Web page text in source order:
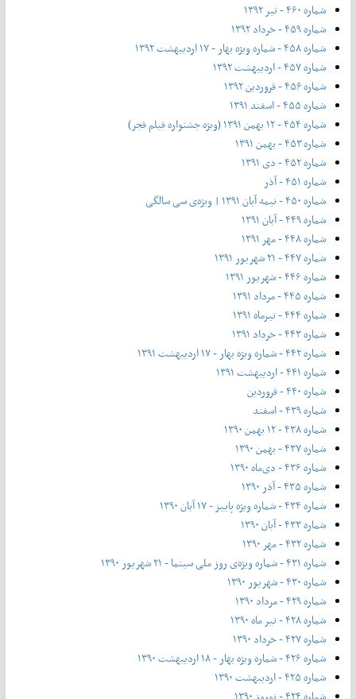
شماره ۴۶۰ - تیر ۱۳۹۲
شماره ۴۵۹ - خرداد ۱۳۹۲
شماره ۴۵۸ - شماره ویژه بهار - ۱۷ اردیبهشت ۱۳۹۲
شماره ۴۵۷ - اردیبهشت ۱۳۹۲
شماره ۴۵۶ - فروردین ۱۳۹۲
شماره ۴۵۵ - اسفند ۱۳۹۱
شماره ۴۵۴ - ۱۲ بهمن ۱۳۹۱ (ویژه جشنواره فیلم فجر)
شماره ۴۵۳ - بهمن ۱۳۹۱
شماره ۴۵۲ - دی ۱۳۹۱
شماره ۴۵۱ - آذر
شماره ۴۵۰ - نیمه آبان ۱۳۹۱ | ویژه‌ی سی سالگی
شماره ۴۴۹ - آبان ۱۳۹۱
شماره ۴۴۸ - مهر ۱۳۹۱
شماره ۴۴۷ - ۲۱ شهریور ۱۳۹۱
شماره ۴۴۶ - شهریور ۱۳۹۱
شماره ۴۴۵ - مرداد ۱۳۹۱
شماره ۴۴۴ - تیر‌ماه ۱۳۹۱
شماره ۴۴۳ - خرداد ۱۳۹۱
شماره ۴۴۲ - شماره ویژه بهار - ۱۷ اردیبهشت ۱۳۹۱
شماره ۴۴۱ - اردیبهشت ۱۳۹۱
شماره ۴۴۰ - فروردین
شماره ۴۳۹ - اسفند
شماره ۴۳۸ - ۱۲ بهمن ۱۳۹۰
شماره ۴۳۷ - بهمن ۱۳۹۰
شماره ۴۳۶ - دی‌ماه ۱۳۹۰
شماره ۴۳۵ - آذر ۱۳۹۰
شماره ۴۳۴ - شماره ویژه پاییز - ۱۷ آبان ۱۳۹۰
شماره ۴۳۳ - آبان ۱۳۹۰
شماره ۴۳۲ - مهر ۱۳۹۰
شماره ۴۳۱ - شماره ویژه‌ی روز ملی سینما - ۲۱ شهریور ۱۳۹۰
شماره ۴۳۰ - شهریور ۱۳۹۰
شماره ۴۲۹ - مرداد ۱۳۹۰
شماره ۴۲۸ - تیر ماه ۱۳۹۰
شماره ۴۲۷ - خرداد ۱۳۹۰
شماره ۴۲۶ - شماره ویژه بهار - ۱۸ اردیبهشت ۱۳۹۰
شماره ۴۲۵ - اردیبهشت ۱۳۹۰